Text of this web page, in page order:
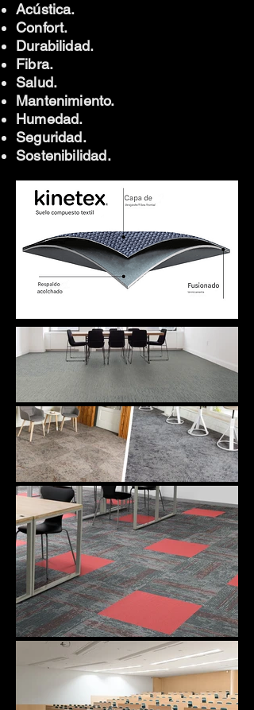
Acústica.
Confort.
Durabilidad.
Fibra.
Salud.
Mantenimiento.
Humedad.
Seguridad.
Sostenibilidad.